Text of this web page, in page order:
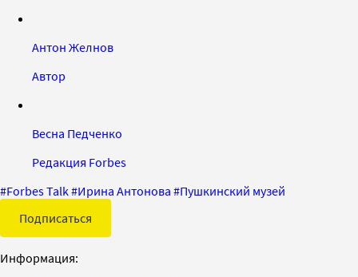
Антон Желнов
Автор
Весна Педченко
Редакция Forbes
#Forbes Talk#Ирина Антонова #Пушкинский музей
Подписаться
Информация: